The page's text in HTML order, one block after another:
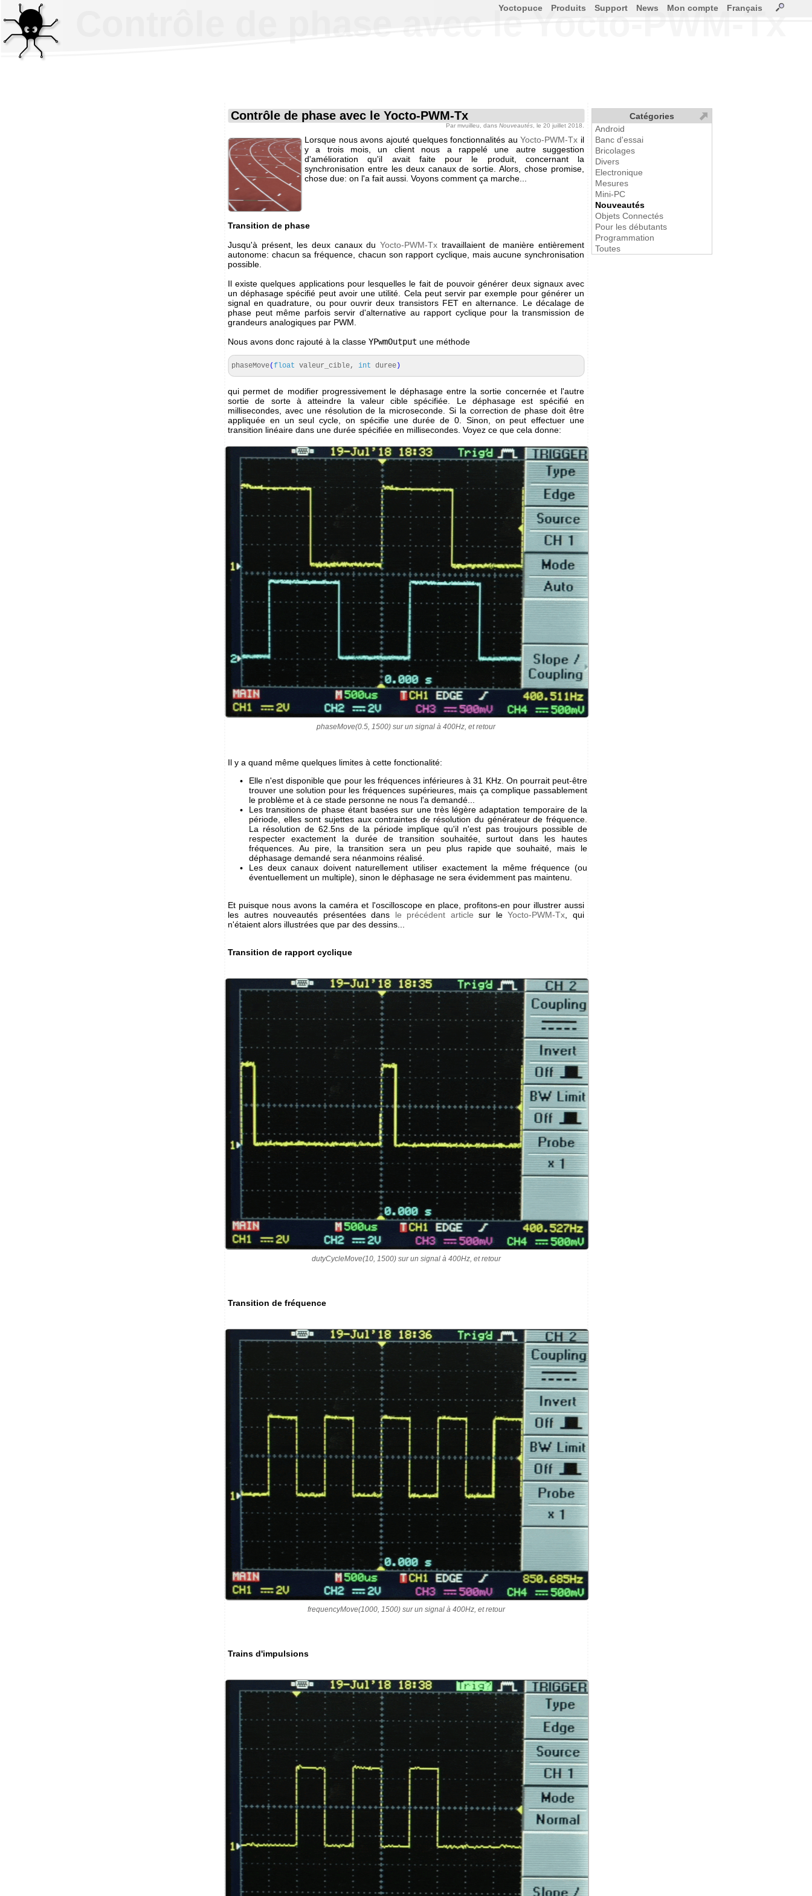
Contrôle de phase avec le Yocto-PWM-Tx
Contrôle de phase avec le Yocto-PWM-Tx
Par mvuilleu , dans Nouveautés , le 20 juillet 2018.
Lorsque nous avons ajouté quelques fonctionnalités auYocto-PWM-Tx il
y a trois mois, un client nous a rappelé une autre suggestion
d'amélioration qu'il avait faite pour le produit, concernant la
synchronisation entre les deux canaux de sortie. Alors, chose promise,
chose due: on l'a fait aussi. Voyons comment ça marche...
Transition de phase
Jusqu'à présent, les deux canaux duYocto-PWM-Tx travaillaient de manière entièrement
autonome: chacun sa fréquence, chacun son rapport cyclique, mais aucune synchronisation
possible.
Il existe quelques applications pour lesquelles le fait de pouvoir générer deux signaux avec
un déphasage spécifié peut avoir une utilité. Cela peut servir par exemple pour générer un
signal en quadrature, ou pour ouvrir deux transistors FET en alternance. Le décalage de
phase peut même parfois servir d'alternative au rapport cyclique pour la transmission de
grandeurs analogiques par PWM.
Nous avons donc rajouté à la classe YPwmOutput une méthode
phaseMove(float valeur_cible, int duree )
qui permet de modifier progressivement le déphasage entre la sortie concernée et l'autre
sortie de sorte à atteindre la valeur cible spécifiée. Le déphasage est spécifié en
millisecondes, avec une résolution de la microseconde. Si la correction de phase doit être
appliquée en un seul cycle, on spécifie une durée de 0. Sinon, on peut effectuer une
transition linéaire dans une durée spécifiée en millisecondes. Voyez ce que cela donne:
phaseMove(0.5, 1500) sur un signal à 400Hz, et retour
Il y a quand même quelques limites à cette fonctionalité:
Elle n'est disponible que pour les fréquences inférieures à 31 KHz. On pourrait peut-être
trouver une solution pour les fréquences supérieures, mais ça complique passablement
le problème et à ce stade personne ne nous l'a demandé...
Les transitions de phase étant basées sur une très légère adaptation temporaire de la
période, elles sont sujettes aux contraintes de résolution du générateur de fréquence.
La résolution de 62.5ns de la période implique qu'il n'est pas troujours possible de
respecter exactement la durée de transition souhaitée, surtout dans les hautes
fréquences. Au pire, la transition sera un peu plus rapide que souhaité, mais le
déphasage demandé sera néanmoins réalisé.
Les deux canaux doivent naturellement utiliser exactement la même fréquence (ou
éventuellement un multiple), sinon le déphasage ne sera évidemment pas maintenu.
Et puisque nous avons la caméra et l'oscilloscope en place, profitons-en pour illustrer aussi
les autres nouveautés présentées dans le précédent article sur leYocto-PWM-Tx , qui
n'étaient alors illustrées que par des dessins...
Transition de rapport cyclique
dutyCycleMove(10, 1500) sur un signal à 400Hz, et retour
Transition de fréquence
frequencyMove(1000, 1500) sur un signal à 400Hz, et retour
Trains d'impulsions
Yoctopuce Produits Support News Mon compte Français
Catégories
Android
Banc d'essai
Bricolages
Divers
Electronique
Mesures
Mini-PC
Nouveautés
Objets Connectés
Pour les débutants
Programmation
Toutes